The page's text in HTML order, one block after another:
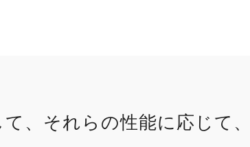
、それらの性能に応じて